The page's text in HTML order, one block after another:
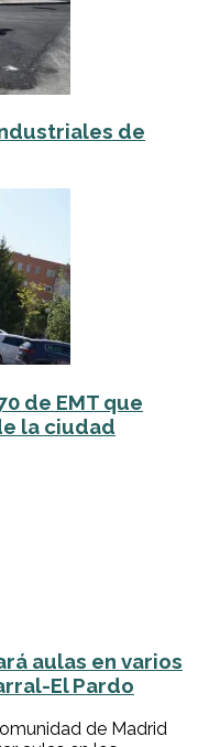
de
de EMT que
la ciudad
aulas en varios
El Pardo
de Madrid